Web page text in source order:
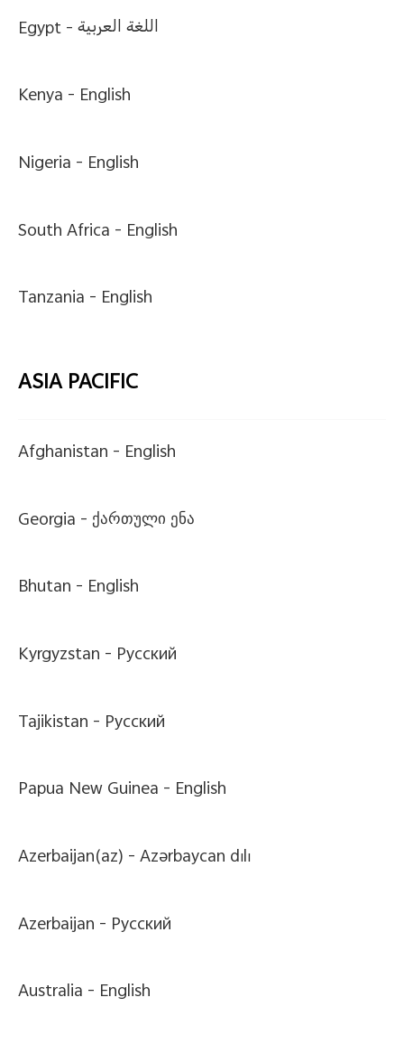
Egypt -اللغة العربية
Kenya - English
Nigeria - English
South Africa - English
Tanzania - English
ASIA PACIFIC
Afghanistan - English
Georgia -ქართული ენა
Bhutan - English
Kyrgyzstan - Pусский
Tajikistan - Pусский
Papua New Guinea - English
Azerbaijan(az) -Azərbaycan dili
Azerbaijan - Pусский
Australia - English